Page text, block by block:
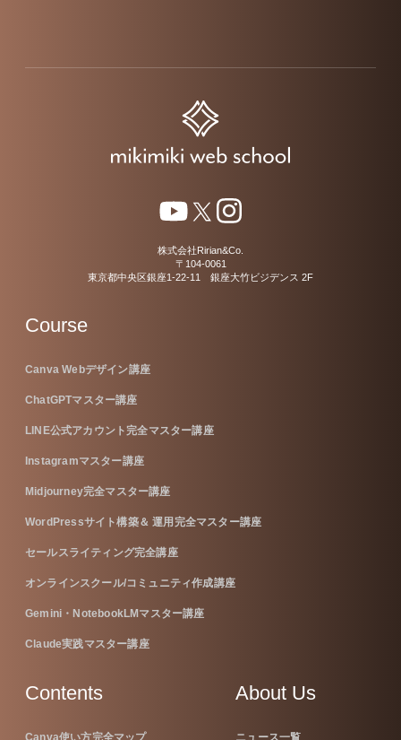
株式会社Ririan&Co.
〒104-0061
東京都中央区銀座1-22-11 銀座大竹ビジデンス 2F
Course
Canva Webデザイン講座
ChatGPTマスター講座
LINE公式アカウント完全マスター講座
Instagramマスター講座
Midjourney完全マスター講座
WordPressサイト構築＆ 運用完全マスター講座
セールスライティング完全講座
オンラインスクール/コミュニティ作成講座
Gemini・NotebookLMマスター講座
Claude実践マスター講座
Contents
Canva使い方完全マップ
About Us
ニュース一覧